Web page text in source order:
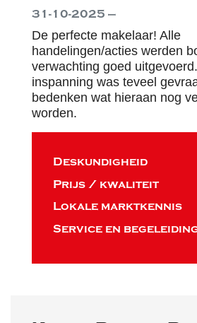
31-10-2025 —
De perfecte makelaar! Alle
handelingen/acties werden
verwachting goed
inspanning was teveel
bedenken wat hieraan nog
worden.
Deskundigheid
Prijs / kwaliteit
Lokale marktkennis
Service en